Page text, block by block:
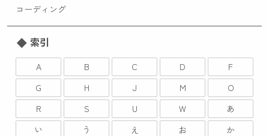
コーディング
索引
A B C D
F
G
H J M
O
R
S U W
あ
い
う え お
か